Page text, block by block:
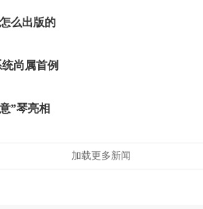
么出版的
尚属首例
”琴亮相
加载更多新闻